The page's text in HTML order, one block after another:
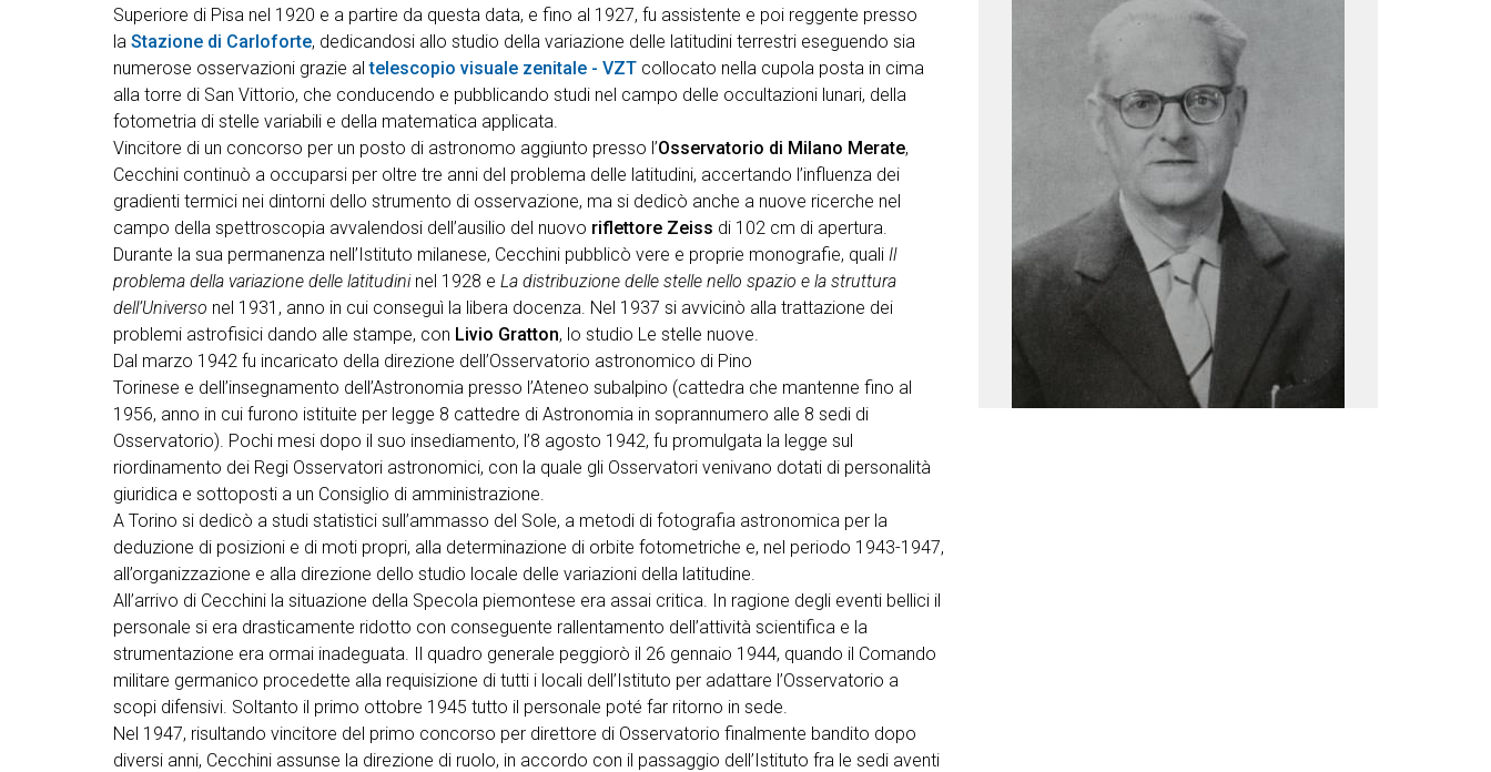
Superiore di Pisa nel 1920 e a partire da questa data, e fino al 1927, fu assistente e poi reggente presso
la Stazione di Carloforte, dedicandosi allo studio della variazione delle latitudini terrestri eseguendo sia
numerose osservazioni grazie altelescopio visuale zenitale - VZT collocato nella cupola posta in cima
alla torre di San Vittorio, che conducendo e pubblicando studi nel campo delle occultazioni lunari, della
fotometria di stelle variabili e della matematica applicata.
Vincitore di un concorso per un posto di astronomo aggiunto presso l’Osservatorio di Milano Merate,
Cecchini continuò a occuparsi per oltre tre anni del problema delle latitudini, accertando l’influenza dei
gradienti termici nei dintorni dello strumento di osservazione, ma si dedicò anche a nuove ricerche nel
campo della spettroscopia avvalendosi dell’ausilio del nuovo riflettore Zeiss di 102 cm di apertura.
Durante la sua permanenza nell’Istituto milanese, Cecchini pubblicò vere e proprie monografie, quali Il
problema della variazione delle latitudininel 1928 e La distribuzione delle stelle nello spazio e la struttura
dell’Universo nel 1931, anno in cui conseguì la libera docenza. Nel 1937 si avvicinò alla trattazione dei
problemi astrofisici dando alle stampe, con Livio Gratton, lo studio Le stelle nuove.
Dal marzo 1942 fu incaricato della direzione dell’Osservatorio astronomico di Pino
Torinese e dell’insegnamento dell’Astronomia presso l’Ateneo subalpino (cattedra che mantenne fino al
1956, anno in cui furono istituite per legge 8 cattedre di Astronomia in soprannumero alle 8 sedi di
Osservatorio). Pochi mesi dopo il suo insediamento, l’8 agosto 1942, fu promulgata la legge sul
riordinamento dei Regi Osservatori astronomici, con la quale gli Osservatori venivano dotati di personalità
giuridica e sottoposti a un Consiglio di amministrazione.
A Torino si dedicò a studi statistici sull’ammasso del Sole, a metodi di fotografia astronomica per la
deduzione di posizioni e di moti propri, alla determinazione di orbite fotometriche e, nel periodo 1943-1947,
all’organizzazione e alla direzione dello studio locale delle variazioni della latitudine.
All’arrivo di Cecchini la situazione della Specola piemontese era assai critica. In ragione degli eventi bellici il
personale si era drasticamente ridotto con conseguente rallentamento dell’attività scientifica e la
strumentazione era ormai inadeguata. Il quadro generale peggiorò il 26 gennaio 1944, quando il Comando
militare germanico procedette alla requisizione di tutti i locali dell’Istituto per adattare l’Osservatorio a
scopi difensivi. Soltanto il primo ottobre 1945 tutto il personale poté far ritorno in sede.
Nel 1947, risultando vincitore del primo concorso per direttore di Osservatorio finalmente bandito dopo
diversi anni, Cecchini assunse la direzione di ruolo, in accordo con il passaggio dell’Istituto fra le sedi aventi